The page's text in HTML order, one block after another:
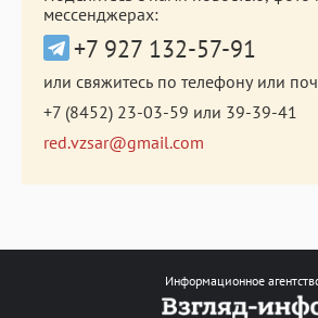
мессенджерах:
+7 927 132-57-91
или свяжитесь по телефону или
+7 (8452) 23-03-59 или 39-39-41
red.vzsar@gmail.com
Информационное